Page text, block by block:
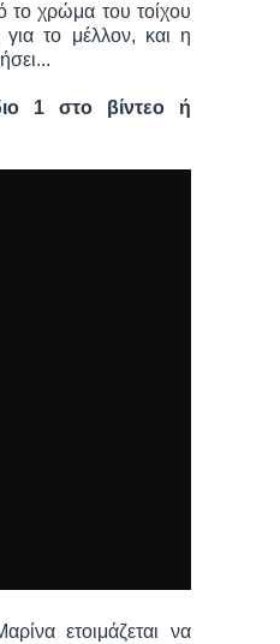
το χρώμα του τοίχου
το μέλλον, και η
1 στο βίντεο ή
ετοιμάζεται να